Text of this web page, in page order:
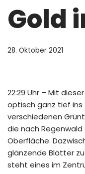
Gold
28. Oktober 2021
22:29 Uhr – Mit
optisch ganz tief ins
verschiedenen
die nach
Oberfläche.
glänzende Blätter
steht eines im